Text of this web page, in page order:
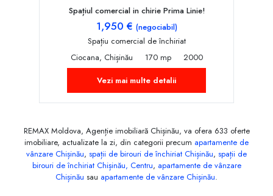
Spațiul comercial in chirie Prima Linie!
1,950 € (negociabil)
Spațiu comercial de închiriat
Ciocana, Chișinău
170 mp
2000
Vezi mai multe detalii
REMAX Moldova, Agenție imobiliară Chișinău, va ofera 633 oferte
imobiliare, actualizate la zi, din categorii precum apartamente de
vânzare Chișinău, spații de birouri de închiriat Chișinău, spații de
birouri de închiriat Chișinău, Centru, apartamente de vânzare
Chișinău sau apartamente de vânzare Chișinău.